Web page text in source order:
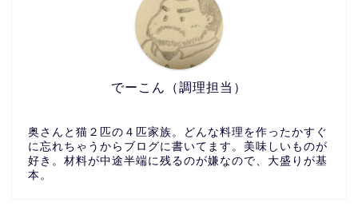
でーこん（調理担当）
奥さんと猫２匹の４匹家族。どんな料理を作ったかすぐ
に忘れちゃうからブログに書いてます。美味しいものが
好き。材料が中途半端に残るのが嫌なので、大盛りが基
本。